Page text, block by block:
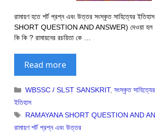
রামায়ণ হতে শর্ট প্রশ্ন এবং উত্তর সংস্কৃত সাহিত্যের
SHORT QUESTION AND ANSWER) দেওয়া হল ।
কি কি ? রামায়নের রচয়িতা কে …
Read more
Categories
WBSSC / SLST SANSKRIT,সংস্কৃত
ইতিহাস
Tags
RAMAYANA SHORT QUESTION AND
রামায়ণ শর্ট প্রশ্ন এবং উত্তর